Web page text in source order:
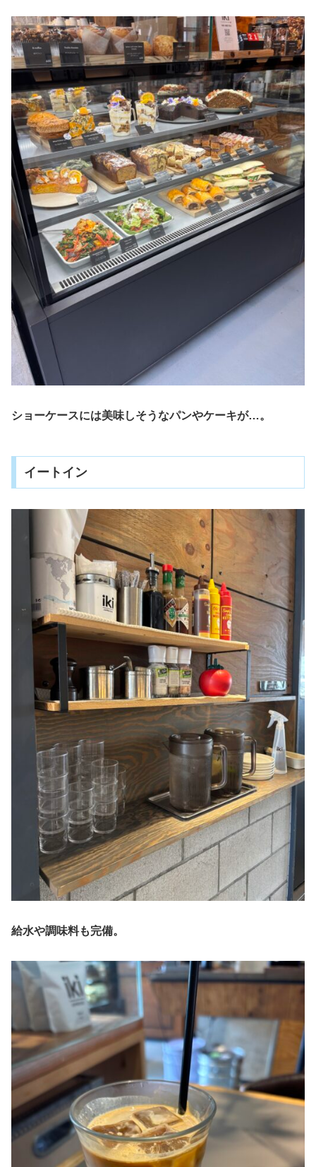
ショーケースには美味しそうなパンやケーキが…。
イートイン
給水や調味料も完備。